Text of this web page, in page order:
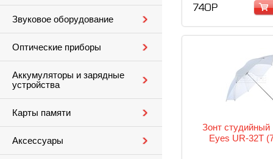
Звуковое оборудование
Оптические приборы
Аккумуляторы и зарядные
устройства
Карты памяти
Аксессуары
740 Р
Зонт студийный
Eyes UR-32T